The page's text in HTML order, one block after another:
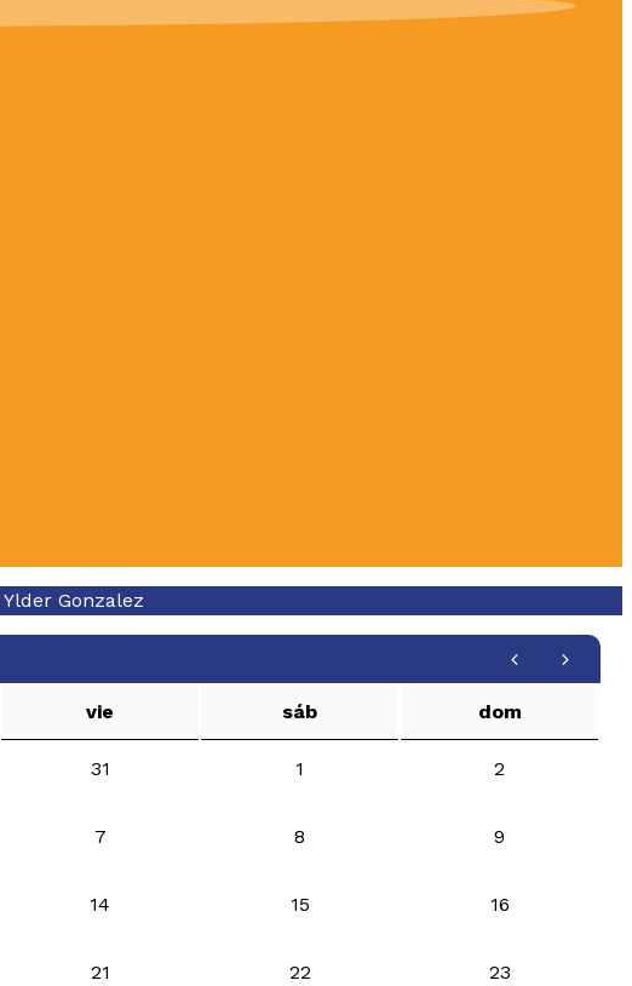
Ylder Gonzalez
vie sáb dom
31 1 2
7 8 9
14 15 16
21 22 23